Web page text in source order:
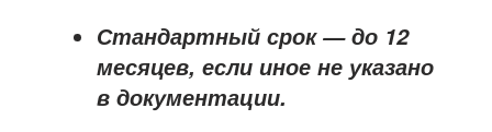
Стандартный срок — до 12
месяцев, если иное не указано
в документации.